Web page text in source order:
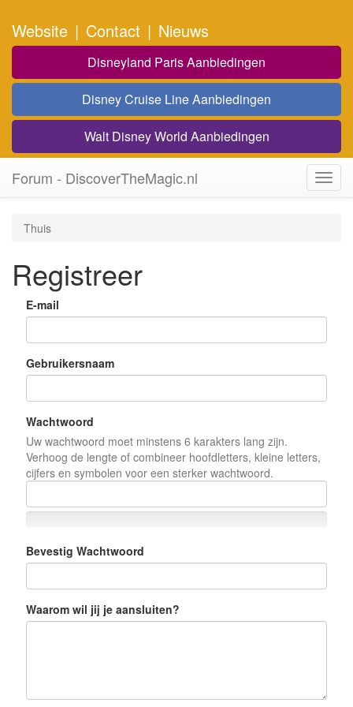
Website | Contact | Nieuws
Disneyland Paris Aanbiedingen
Disney Cruise Line Aanbiedingen
Walt Disney World Aanbiedingen
Forum - DiscoverTheMagic.nl
Thuis
Registreer
E-mail
Gebruikersnaam
Wachtwoord
Uw wachtwoord moet minstens 6 karakters lang zijn.
Verhoog de lengte of combineer hoofdletters, kleine letters,
cijfers en symbolen voor een sterker wachtwoord.
Bevestig Wachtwoord
Waarom wil jij je aansluiten?